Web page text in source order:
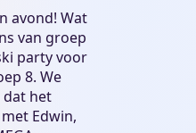
avond! Wat
van groep
party voor
8. We
dat het
Edwin,